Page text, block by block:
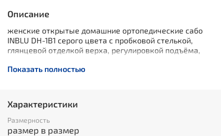
Описание
женские открытые домашние ортопедические сабо
INBLU DH-1B1 серого цвета с пробковой стелькой,
глянцевой отделкой верха, регулировкой подъёма,
анатомической формой платформы.
Показать полностью
Характеристики
Размерность
размер в размер